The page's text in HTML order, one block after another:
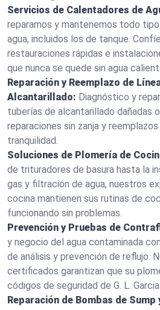
Servicios de Calentadores de
reparamos y mantenemos todo
agua, incluidos los de tanque.
restauraciones rápidas e
que nunca se quede sin agua
Reparación y Reemplazo de
Alcantarillado: Diagnóstico y
tuberías de alcantarillado dañadas
reparaciones sin zanja y
tranquilidad.
Soluciones de Plomería de
de trituradores de basura hasta la
gas y filtración de agua, nuestros
cocina mantienen sus rutinas de
funcionando sin problemas.
Prevención y Pruebas de
y negocio del agua contaminada
de análisis y prevención de reflujo.
certificados garantizan que su
códigos de seguridad de G. L. Garcia.
Reparación de Bombas de Sump